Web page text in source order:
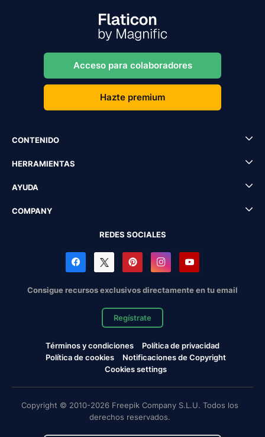
Acceso para colaboradores
Hazte premium
CONTENIDO
HERRAMIENTAS
AYUDA
COMPANY
REDES SOCIALES
Consigue recursos exclusivos directamente en tu email
Regístrate
Términos y condiciones
Política de privacidad
Política de cookies
Notificaciones de Copyright
Cookies settings
Copyright © 2010-2026 Freepik Company S.L.U. Todos los
derechos reservados.